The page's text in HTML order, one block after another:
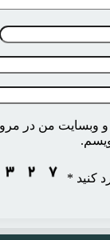
و وبسایت من در
کنید *